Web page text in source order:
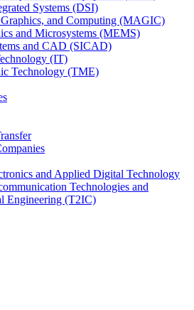
Systems (DSI)
and Computing (MAGIC)
and Microsystems (MEMS)
and CAD (SICAD)
(IT)
Technology (TME)
and Applied Digital Technology
Technologies and
Engineering (T2IC)